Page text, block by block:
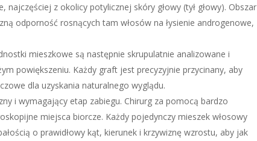
z okolicy potylicznej skóry głowy (tył głowy). Obszar
odporność rosnących tam włosów na łysienie androgenowe,
mieszkowe są następnie skrupulatnie analizowane i
powiększeniu. Każdy graft jest precyzyjnie przycinany, aby
dla uzyskania naturalnego wyglądu.
i wymagający etap zabiegu. Chirurg za pomocą bardzo
miejsca biorcze. Każdy pojedynczy mieszek włosowy
o prawidłowy kąt, kierunek i krzywiznę wzrostu, aby jak